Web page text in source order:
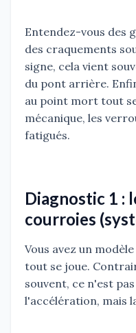
Entendez-vous des
des craquements
signe, cela vient
du pont arrière.
au point mort tout
mécanique, les
fatigués.
Diagnostic 1 :
courroies
Vous avez un
tout se joue.
souvent, ce n'est
l'accélération, mais